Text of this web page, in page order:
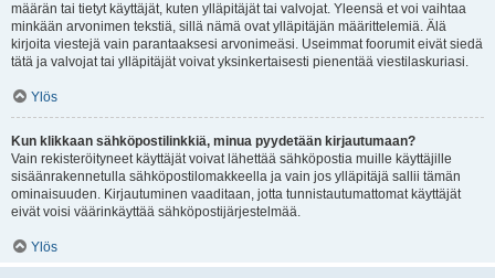
määrän tai tietyt käyttäjät, kuten ylläpitäjät tai valvojat. Yleensä et voi vaihtaa
minkään arvonimen tekstiä, sillä nämä ovat ylläpitäjän määrittelemiä. Älä
kirjoita viestejä vain parantaaksesi arvonimeäsi. Useimmat foorumit eivät siedä
tätä ja valvojat tai ylläpitäjät voivat yksinkertaisesti pienentää viestilaskuriasi.
Ylös
Kun klikkaan sähköpostilinkkiä, minua pyydetään kirjautumaan?
Vain rekisteröityneet käyttäjät voivat lähettää sähköpostia muille käyttäjille
sisäänrakennetulla sähköpostilomakkeella ja vain jos ylläpitäjä sallii tämän
ominaisuuden. Kirjautuminen vaaditaan, jotta tunnistautumattomat käyttäjät
eivät voisi väärinkäyttää sähköpostijärjestelmää.
Ylös